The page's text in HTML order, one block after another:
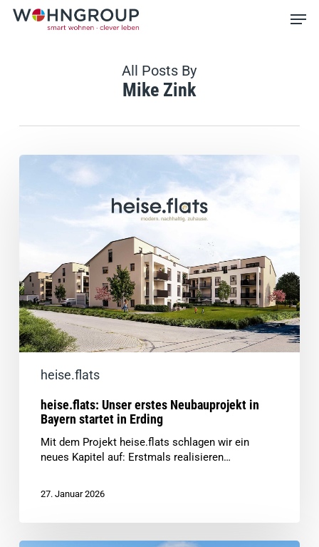
Skip
All Posts By
Mike Zink
heise.flats
heise.flats: Unser erstes Neubauprojekt in
Bayern startet in Erding
Mit dem Projekt heise.flats schlagen wir ein
neues Kapitel auf: Erstmals realisieren…
27. Januar 2026